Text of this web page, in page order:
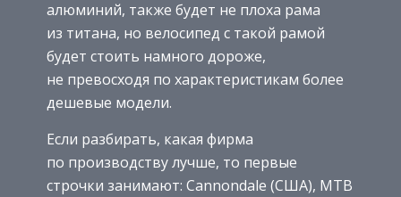
алюминий, также будет не плоха рама
из титана, но велосипед с такой рамой
будет стоить намного дороже,
не превосходя по характеристикам более
дешевые модели.
Если разбирать, какая фирма
по производству лучше, то первые
строчки занимают: Cannondale (США), MTB